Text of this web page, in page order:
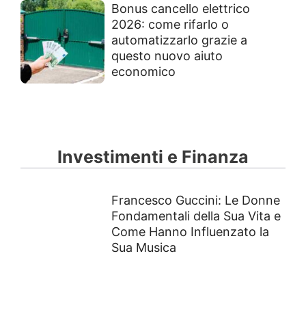
Bonus cancello elettrico
2026: come rifarlo o
automatizzarlo grazie a
questo nuovo aiuto
economico
Investimenti e Finanza
Francesco Guccini: Le Donne
Fondamentali della Sua Vita e
Come Hanno Influenzato la
Sua Musica